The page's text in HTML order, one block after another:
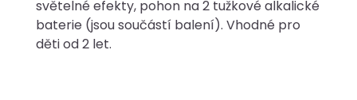
světelné efekty, pohon na 2 tužkové alkalické
baterie (jsou součástí balení). Vhodné pro
děti od 2 let.